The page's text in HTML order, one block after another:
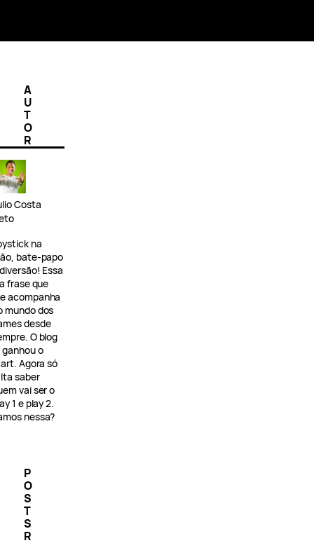
A
U
T
O
R
Costa
na
bate-papo
Essa
frase que
acompanha
mundo dos
desde
O blog
ganhou o
Agora só
saber
vai ser o
1 e play 2.
nessa?
P
O
S
T
S
R